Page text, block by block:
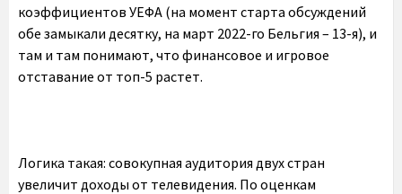
коэффициентов УЕФА (на момент старта обсуждений
обе замыкали десятку, на март 2022-го Бельгия – 13-я), и
там и там понимают, что финансовое и игровое
отставание от топ-5 растет.
Логика такая: совокупная аудитория двух стран
увеличит доходы от телевидения. По оценкам